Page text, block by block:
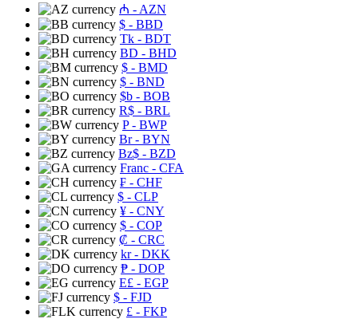
₼ - AZN
$ - BBD
Tk - BDT
BD - BHD
$ - BMD
$ - BND
$b - BOB
R$ - BRL
P- BWP
Br- BYN
Bz$ - BZD
Franc - CFA
₣ - CHF
$ - CLP
¥ - CNY
$ - COP
₡ - CRC
kr- DKK
₱ - DOP
E£ - EGP
$ - FJD
£ - FKP